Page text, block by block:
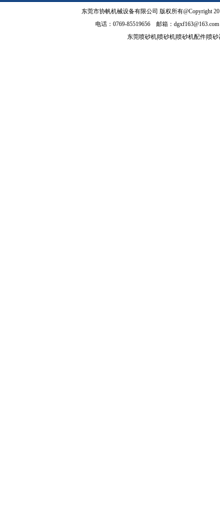
东莞市协帆机械设备有限公司 版权所有@Copyright
电话：0769-85519656 邮箱： dgxf163@163.com
东莞喷砂机喷砂机喷砂机配件喷砂